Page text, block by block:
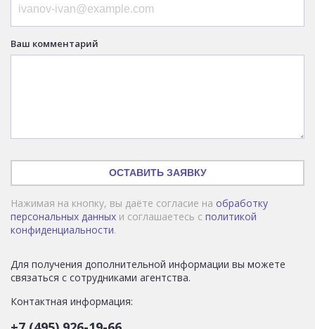
Ваш комментарий
ОСТАВИТЬ ЗАЯВКУ
Нажимая на кнопку, вы даёте согласие на обработку
персональных данных и соглашаетесь с политикой
конфиденциальности.
Для получения дополнительной информации вы можете
связаться с сотрудниками агентства.
Контактная информация: